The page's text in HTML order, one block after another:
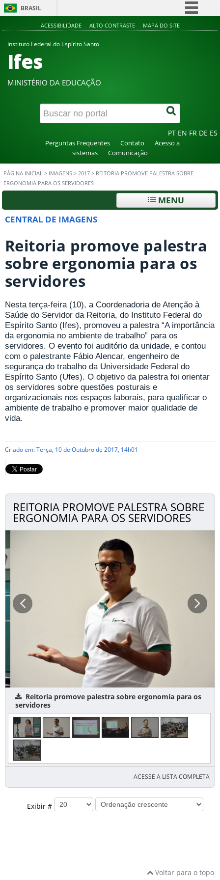
BRASIL
Simplifique!
Canais
ACESSIBILIDADE ALTO CONTRASTE MAPA DO SITE
Instituto Federal do Espírito Santo
Ifes
MINISTÉRIO DA EDUCAÇÃO
PT EN FR DE ES
Perguntas Frequentes Contato
Acesso a
sistemas
Comunicação
PÁGINA INICIAL > IMAGENS > 2017 > REITORIA PROMOVE PALESTRA SOBRE
ERGONOMIA PARA OS SERVIDORES
MENU
CENTRAL DE IMAGENS
Reitoria promove palestra
sobre ergonomia para os
servidores
Nesta terça-feira (10), a Coordenadoria de Atenção à
Saúde do Servidor da Reitoria, do Instituto Federal do
Espírito Santo (Ifes), promoveu a palestra “A importância
da ergonomia no ambiente de trabalho” para os
servidores. O evento foi auditório da unidade, e contou
com o palestrante Fábio Alencar, engenheiro de
segurança do trabalho da Universidade Federal do
Espírito Santo (Ufes). O objetivo da palestra foi orientar
os servidores sobre questões posturais e
organizacionais nos espaços laborais, para qualificar o
ambiente de trabalho e promover maior qualidade de
vida.
Criado em: Terça, 10 de Outubro de 2017, 14h01
REITORIA PROMOVE PALESTRA SOBRE
ERGONOMIA PARA OS SERVIDORES
Reitoria promove palestra sobre ergonomia para os
servidores
ACESSE A LISTA COMPLETA
Exibir #
Voltar para o topo